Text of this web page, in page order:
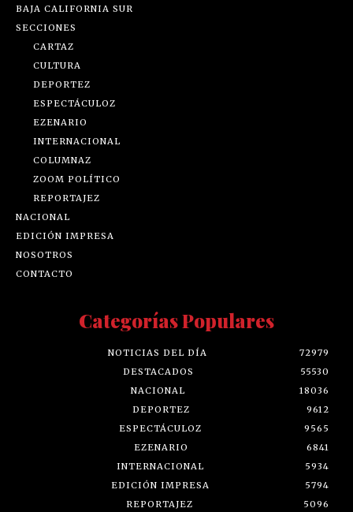
BAJA CALIFORNIA SUR
SECCIONES
CARTAZ
CULTURA
DEPORTEZ
ESPECTÁCULOZ
EZENARIO
INTERNACIONAL
COLUMNAZ
ZOOM POLÍTICO
REPORTAJEZ
NACIONAL
EDICIÓN IMPRESA
NOSOTROS
CONTACTO
Categorías Populares
NOTICIAS DEL DÍA
72979
DESTACADOS
55530
NACIONAL
18036
DEPORTEZ
9612
ESPECTÁCULOZ
9565
EZENARIO
6841
INTERNACIONAL
5934
EDICIÓN IMPRESA
5794
REPORTAJEZ
5096